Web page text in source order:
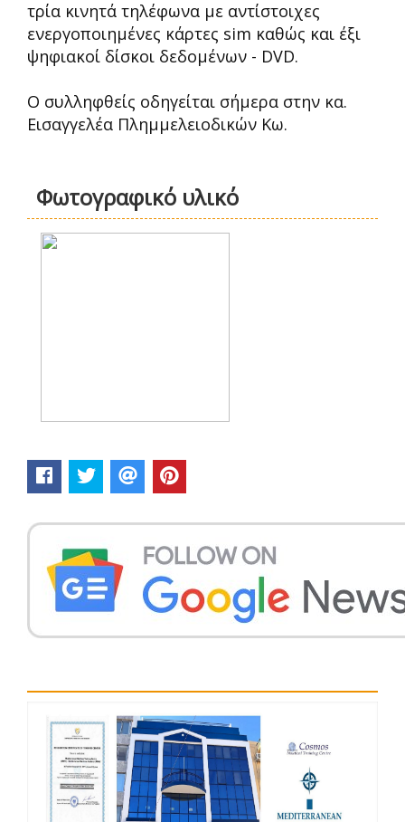
τρία κινητά τηλέφωνα με αντίστοιχες
ενεργοποιημένες κάρτες sim καθώς και έξι
ψηφιακοί δίσκοι δεδομένων - DVD.
Ο συλληφθείς οδηγείται σήμερα στην κα.
Εισαγγελέα Πλημμελειοδικών Κω.
Φωτογραφικό υλικό